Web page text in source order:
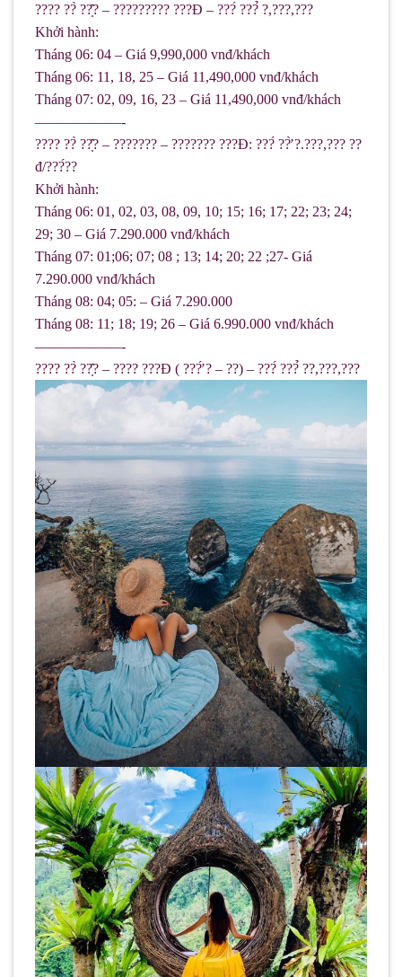
???? ??̀ ??̣̂? – ????????? ???Đ – ???́ ???̉ ?,???,???
Khởi hành:
Tháng 06: 04 – Giá 9,990,000 vnđ/khách
Tháng 06: 11, 18, 25 – Giá 11,490,000 vnđ/khách
Tháng 07: 02, 09, 16, 23 – Giá 11,490,000 vnđ/khách
——————-
???? ??̀ ??̣̂? – ??????? – ??????? ???Đ: ???́ ??̛̀ ?.???,??? ??
đ/???́??
Khởi hành:
Tháng 06: 01, 02, 03, 08, 09, 10; 15; 16; 17; 22; 23; 24;
29; 30 – Giá 7.290.000 vnđ/khách
Tháng 07: 01;06; 07; 08 ; 13; 14; 20; 22 ;27- Giá
7.290.000 vnđ/khách
Tháng 08: 04; 05: – Giá 7.290.000
Tháng 08: 11; 18; 19; 26 – Giá 6.990.000 vnđ/khách
——————-
???? ??̀ ??̣̂? – ???? ???Đ ( ???̛́ ? – ??) – ???́ ???̉ ??,???,???